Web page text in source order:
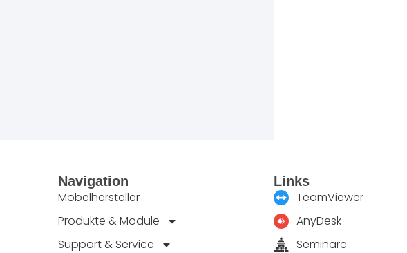
Navigation
Möbelhersteller
Produkte & Module
Support & Service
Links
TeamViewer
AnyDesk
Seminare